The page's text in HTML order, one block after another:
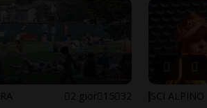
2 gior 15 32 SCI ALPINO